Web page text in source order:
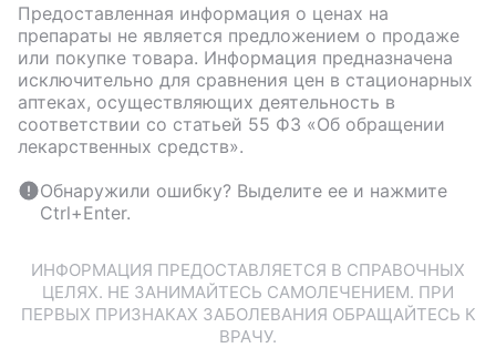
Предоставленная информация о ценах на
препараты не является предложением о продаже
или покупке товара. Информация предназначена
исключительно для сравнения цен в стационарных
аптеках, осуществляющих деятельность в
соответствии со статьей 55 ФЗ «Об обращении
лекарственных средств».
Обнаружили ошибку? Выделите ее и нажмите
Ctrl+Enter.
ИНФОРМАЦИЯ ПРЕДОСТАВЛЯЕТСЯ В СПРАВОЧНЫХ
ЦЕЛЯХ. НЕ ЗАНИМАЙТЕСЬ САМОЛЕЧЕНИЕМ. ПРИ
ПЕРВЫХ ПРИЗНАКАХ ЗАБОЛЕВАНИЯ ОБРАЩАЙТЕСЬ К
ВРАЧУ.